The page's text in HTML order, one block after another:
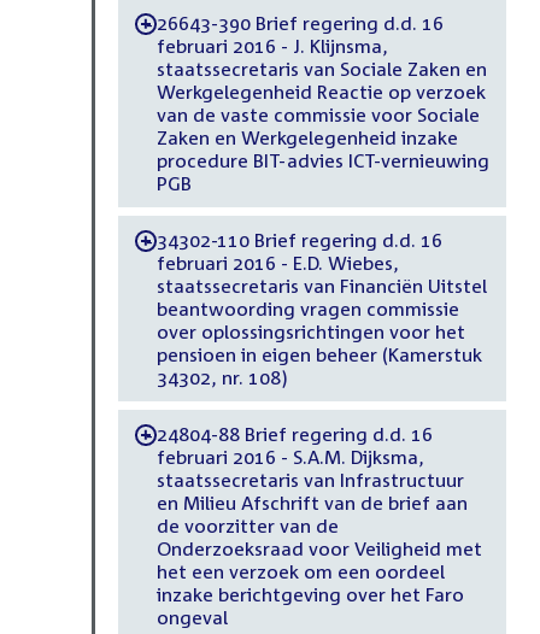
-26643-390 Brief regering d.d. 16
februari 2016 - J. Klijnsma,
staatssecretaris van Sociale Zaken en
Werkgelegenheid Reactie op verzoek
van de vaste commissie voor Sociale
Zaken en Werkgelegenheid inzake
procedure BIT-advies ICT-vernieuwing
PGB
-34302-110 Brief regering d.d. 16
februari 2016 - E.D. Wiebes,
staatssecretaris van Financiën Uitstel
beantwoording vragen commissie
over oplossingsrichtingen voor het
pensioen in eigen beheer (Kamerstuk
34302, nr. 108)
-24804-88 Brief regering d.d. 16
februari 2016 - S.A.M. Dijksma,
staatssecretaris van Infrastructuur
en Milieu Afschrift van de brief aan
de voorzitter van de
Onderzoeksraad voor Veiligheid met
het een verzoek om een oordeel
inzake berichtgeving over het Faro
ongeval